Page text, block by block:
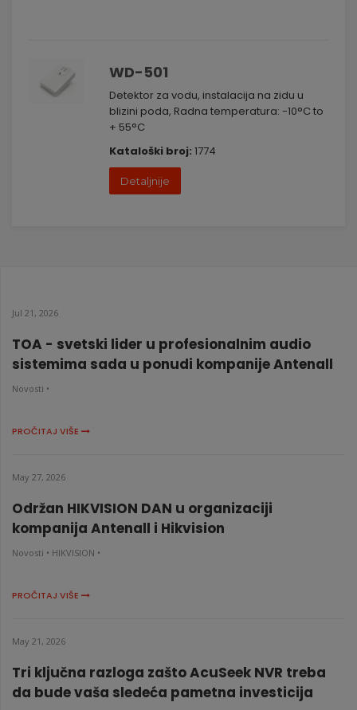
WD-501
Detektor za vodu, instalacija na zidu u
blizini poda, Radna temperatura: -10°C to
+ 55°C
Kataloški broj: 1774
Detaljnije
Jul 21, 2026
TOA - svetski lider u profesionalnim audio
sistemima sada u ponudi kompanije Antenall
Novosti •
PROČITAJ VIŠE
May 27, 2026
Održan HIKVISION DAN u organizaciji
kompanija Antenall i Hikvision
Novosti • HIKVISION •
PROČITAJ VIŠE
May 21, 2026
Tri ključna razloga zašto AcuSeek NVR treba
da bude vaša sledeća pametna investicija